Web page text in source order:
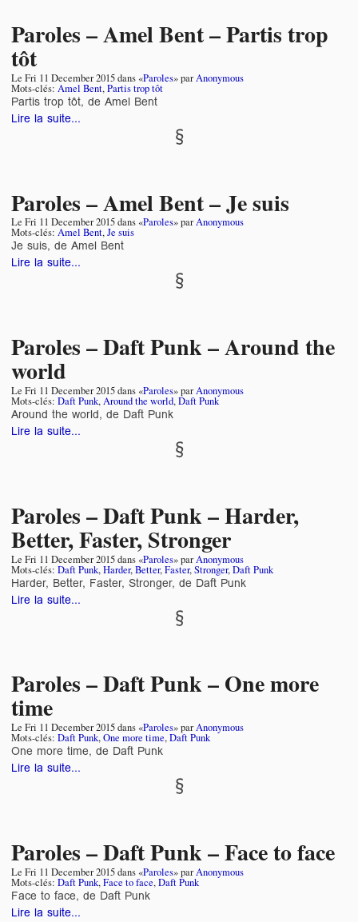
Paroles – Amel Bent – Partis trop
tôt
Le Fri 11 December 2015dans «Paroles» parAnonymous
Mots-clés: Amel Bent,Partis trop tôt
Partis trop tôt, de Amel Bent
Lire la suite...
Paroles – Amel Bent – Je suis
Le Fri 11 December 2015dans «Paroles» parAnonymous
Mots-clés: Amel Bent,Je suis
Je suis, de Amel Bent
Lire la suite...
Paroles – Daft Punk – Around the
world
Le Fri 11 December 2015dans «Paroles» parAnonymous
Mots-clés: Daft Punk,Around the world,Daft Punk
Around the world, de Daft Punk
Lire la suite...
Paroles – Daft Punk – Harder,
Better, Faster, Stronger
Le Fri 11 December 2015dans «Paroles» parAnonymous
Mots-clés: Daft Punk,Harder,Better,Faster,Stronger,Daft Punk
Harder, Better, Faster, Stronger, de Daft Punk
Lire la suite...
Paroles – Daft Punk – One more
time
Le Fri 11 December 2015dans «Paroles» parAnonymous
Mots-clés: Daft Punk,One more time,Daft Punk
One more time, de Daft Punk
Lire la suite...
Paroles – Daft Punk – Face to face
Le Fri 11 December 2015dans «Paroles» parAnonymous
Mots-clés: Daft Punk,Face to face,Daft Punk
Face to face, de Daft Punk
Lire la suite...